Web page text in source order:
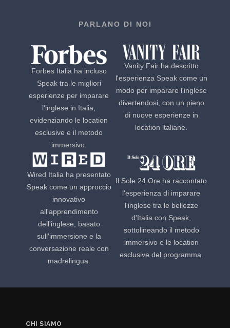
PARLANO DI NOI
Forbes Italia ha incluso
Speak tra le migliori
esperienze per imparare
l'inglese in Italia,
evidenziando le location
esclusive e il metodo
immersivo.
Vanity Fair ha descritto
l'esperienza Speak come un
modo per imparare l'inglese
divertendosi, con un pieno
di nuove esperienze in
location italiane.
Wired Italia ha presentato
Speak come un approccio
innovativo
all'apprendimento
dell'inglese, basato
sull'immersione e la
conversazione reale con
madrelingua.
Il Sole 24 Ore ha raccontato
l'esperienza di imparare
l'inglese tra le bellezze
d'Italia con Speak,
sottolineando il metodo
immersivo e le location
esclusive del programma.
CHI SIAMO